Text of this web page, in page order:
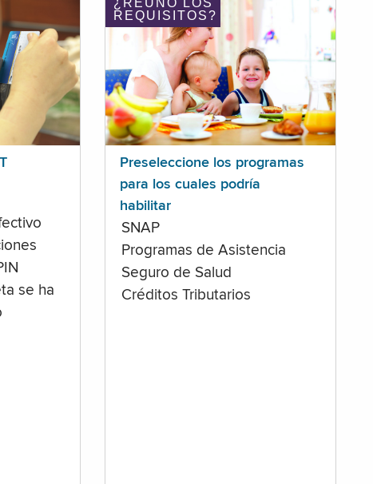
se ha
¿REÚNO LOS
REQUISITOS?
Preseleccione los programas
para los cuales podría
habilitar
SNAP
Programas de Asistencia
Seguro de Salud
Créditos Tributarios